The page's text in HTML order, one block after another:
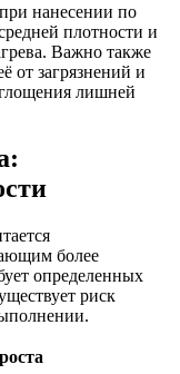
нанесении по
плотности и
Важно также
от загрязнений и
лишней
более
определенных
риск